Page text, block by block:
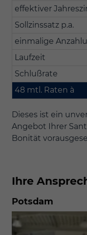
effektiver
Sollzinssatz p.a.
einmalige
Laufzeit
Schlußrate
48 mtl. Raten à
Dieses ist ein
Angebot Ihrer
Bonität
Ihre
Potsdam